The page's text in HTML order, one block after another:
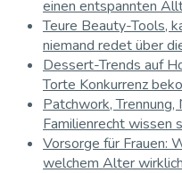
einen entspannten
Teure Beauty-Tools,
niemand redet über
Dessert-Trends auf
Torte Konkurrenz
Patchwork,
Familienrecht wissen
Vorsorge für Frauen:
welchem Alter